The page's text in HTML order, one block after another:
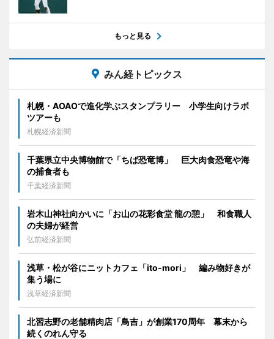
もっと見る
みん経トピックス
札幌・AOAOで進化学ぶスタンプラリー 小学生向けラボ
ツアーも
札幌経済新聞
千葉県立中央博物館で「ちば恐竜博」 巨大肉食恐竜や海
の捕食者も
千葉経済新聞
岩木山神社向かいに「お山の花彩食堂 龍の憩」 和食職人
の夫婦が経営
弘前経済新聞
浅草・松が谷にニットカフェ「ito-mori」 編み物好きが
集う場に
浅草経済新聞
北習志野の老舗精肉店「鳥吉」が創業170周年 幕末から
続くのれん守る